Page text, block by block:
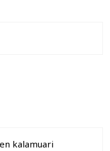
kalamuari